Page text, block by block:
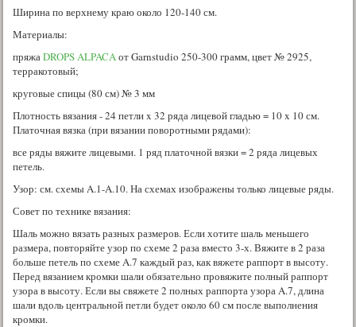
Ширина по верхнему краю около 120-140 см.
Материалы:
пряжаDROPS ALPACAот Garnstudio 250-300 грамм, цвет № 2925,
терракотовый;
круговые спицы (80 см) № 3 мм
Плотность вязания - 24 петли x 32 ряда лицевой гладью = 10 x 10 см.
Платочная вязка (при вязании поворотными рядами):
все ряды вяжите лицевыми. 1 ряд платочной вязки = 2 ряда лицевых
петель.
Узор: см. схемы A.1-A.10. На схемах изображены только лицевые ряды.
Совет по технике вязания:
Шаль можно вязать разных размеров. Если хотите шаль меньшего
размера, повторяйте узор по схеме 2 раза вместо 3-х. Вяжите в 2 раза
больше петель по схеме A.7 каждый раз, как вяжете раппорт в высоту.
Перед вязанием кромки шали обязательно провяжите полный раппорт
узора в высоту. Если вы свяжете 2 полных раппорта узора A.7, длина
шали вдоль центральной петли будет около 60 см после выполнения
кромки.